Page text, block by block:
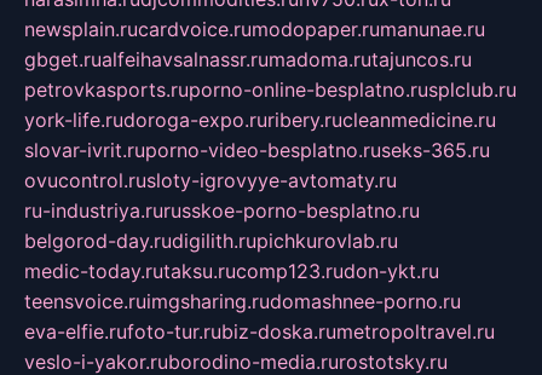
newsplain.rucardvoice.rumodopaper.rumanunae.ru
gbget.rualfeihavsalnassr.rumadoma.rutajuncos.ru
petrovkasports.ruporno-online-besplatno.rusplclub.ru
york-life.rudoroga-expo.ruribery.rucleanmedicine.ru
slovar-ivrit.ruporno-video-besplatno.ruseks-365.ru
ovucontrol.rusloty-igrovyye-avtomaty.ru
ru-industriya.rurusskoe-porno-besplatno.ru
belgorod-day.rudigilith.rupichkurovlab.ru
medic-today.rutaksu.rucomp123.rudon-ykt.ru
teensvoice.ruimgsharing.rudomashnee-porno.ru
eva-elfie.rufoto-tur.rubiz-doska.rumetropoltravel.ru
veslo-i-yakor.ruborodino-media.rurostotsky.ru